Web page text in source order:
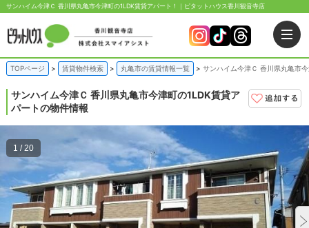
サンハイム今津Ｃ 香川県丸亀市今津町の1LDK賃貸アパート！｜ピタットハウス香川観音寺店
TOPページ 賃貸物件検索 丸亀市の賃貸情報一覧 サンハイム今津Ｃ 香川県丸亀市
サンハイム今津Ｃ 香川県丸亀市今津町の1LDK賃貸ア
パートの物件情報
1 / 20